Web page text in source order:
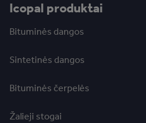
Icopal produktai
Bituminės dangos
Sintetinės dangos
Bituminės čerpelės
Žalieji stogai